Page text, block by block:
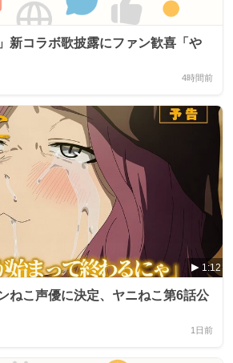
新コラボ歌披露にファン歓喜「や
4時間前
1:12
ねこ声優に決定、ヤニねこ第6話公
1日前